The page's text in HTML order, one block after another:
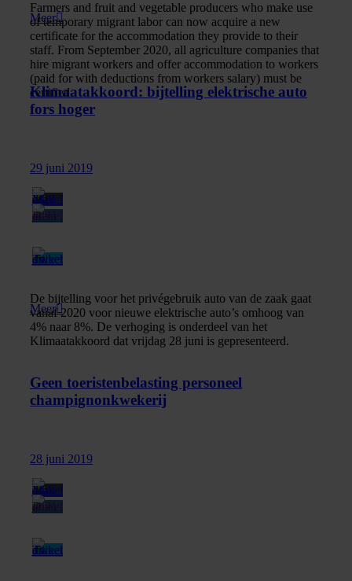
Farmers and fruit and vegetable producers who make use
of temporary migrant labor can now acquire a new
certificate for the accommodation they provide to their
staff. From September 2020, all agriculture companies that
hire migrant workers and offer accommodation to workers
(paid for with deductions from workers salary) must be
certified.
Meer
Klimaatakkoord: bijtelling elektrische auto
fors hoger
29 juni 2019
De bijtelling voor het privégebruik auto van de zaak gaat
vanaf 2020 voor nieuwe elektrische auto’s omhoog van
4% naar 8%. De verhoging is onderdeel van het
Klimaatakkoord dat vrijdag 28 juni is gepresenteerd.
Meer
Geen toeristenbelasting personeel
champignonkwekerij
28 juni 2019